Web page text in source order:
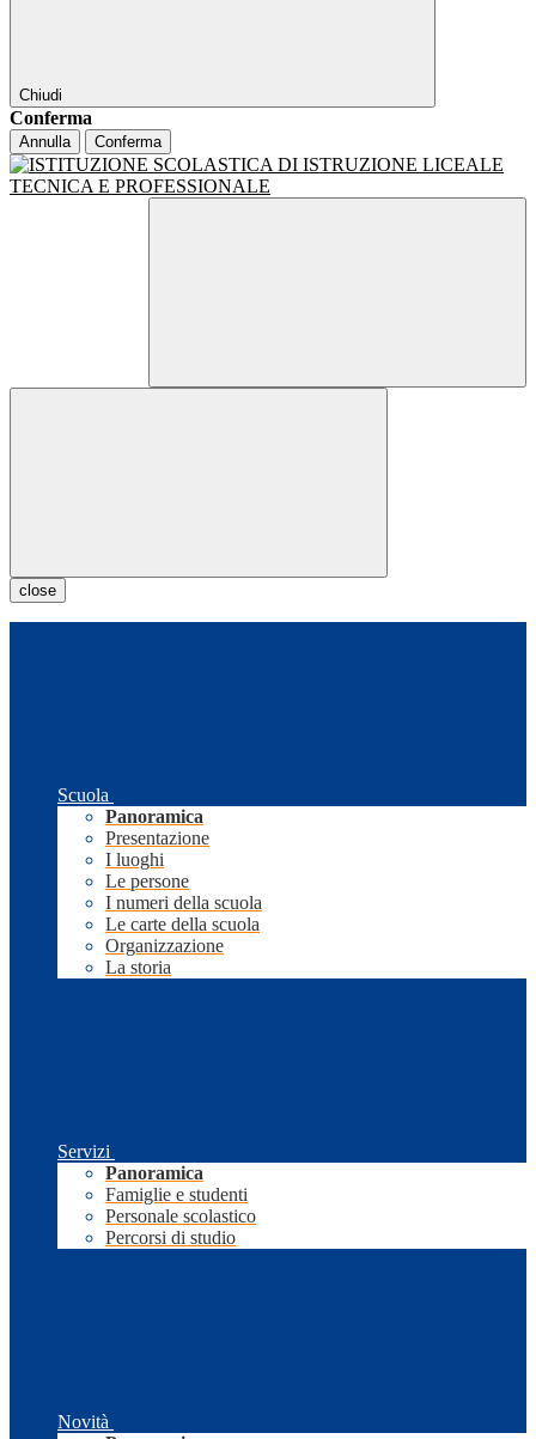
Chiudi
Conferma
Annulla Conferma
close
Scuola
Panoramica
Presentazione
I luoghi
Le persone
I numeri della scuola
Le carte della scuola
Organizzazione
La storia
Servizi
Panoramica
Famiglie e studenti
Personale scolastico
Percorsi di studio
Novità